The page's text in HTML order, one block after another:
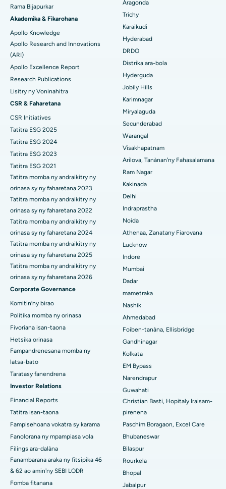
Mitadiava mpandidy ankapobeny
Hopitaly tsara indrindra ao amin'ny Unit-15, Bhubaneswar
Hopitaly tsara indrindra ao amin'ny Seepat Road, Bilaspur
Hopitaly tsara indrindra ao Ellisbridge, Ahmedabad
Hopitaly tsara indrindra ao New Delhi
Hopitaly tsara indrindra ao amin'ny DRDO, Hyderabad
Hopitaly tsara indrindra ao amin'ny GS Road, Guwahati
Hopitaly tsara indrindra ao Hyderguda, Hyderabad
Hopitaly tsara indrindra ao Vijay Nagar, Indore
Hopitaly tsara indrindra ao amin'ny Suryaraopeta Main Road,
Hopitaly tsara indrindra ao amin'ny Canal Circular Road, Kolkata
Hopitaly tsara indrindra ao amin'ny CBD Belapur, Navi Mumbai
Hopitaly tsara indrindra ao Panchavati, Nashik
Hopitaly tsara indrindra ao Secunderabad, Hyderabad
Hopitaly tsara indrindra any Seshadripuram, Bangalore
Hopitaly tsara indrindra ao Waltair Main Road, Visakhapatnam
Hopitaly tsara indrindra ao amin'ny lalana Subhash Nagar,
Hopitaly tsara indrindra any Managari, Karaikudi
Hopitaly tsara indrindra ao Arepally, Warangal
Hopitaly tsara indrindra ao amin'ny Arera Colony, Bhopal
Hopitaly tsara indrindra any Jayanagar, Bangalore
Hopitaly tsara indrindra ao KK Nagar, Madurai
Hopitaly tsara indrindra any Ramji Nagar, Nellore
Hopitaly tsara indrindra ao amin'ny Sector-19, Rourkela
Brachytherapy
Colonoscopy
Polypectomy
Fampiroboroboana ny ati-doha
Biopsy voa
Parathyroidectomy
Cytoreductive fandidiana
Fanoloana lohalika manontolo seramika
ERCP
Rama Bijapurkar
Akademika & Fikarohana
Apollo Knowledge
Apollo Research and Innovations
(ARI)
Apollo Excellence Report
Research Publications
Lisitry ny Voninahitra
CSR & Faharetana
CSR Initiatives
Tatitra ESG 2025
Tatitra ESG 2024
Tatitra ESG 2023
Tatitra ESG 2021
Tatitra momba ny andraikitry ny
orinasa sy ny faharetana 2023
Tatitra momba ny andraikitry ny
orinasa sy ny faharetana 2022
Tatitra momba ny andraikitry ny
orinasa sy ny faharetana 2024
Tatitra momba ny andraikitry ny
orinasa sy ny faharetana 2025
Tatitra momba ny andraikitry ny
orinasa sy ny faharetana 2026
Corporate Governance
Komitin’ny birao
Politika momba ny orinasa
Fivoriana isan-taona
Hetsika orinasa
Fampandrenesana momba ny
latsa-bato
Taratasy fanendrena
Investor Relations
Financial Reports
Tatitra isan-taona
Fampisehoana vokatra sy karama
Fanolorana ny mpampiasa vola
Filings ara-dalàna
Fanambarana araka ny fitsipika 46
& 62 ao amin'ny SEBI LODR
Fomba fitanana
Aragonda
Trichy
Karaikudi
Hyderabad
DRDO
Distrika ara-bola
Hyderguda
Jobily Hills
Karimnagar
Miryalaguda
Secunderabad
Warangal
Visakhapatnam
Arilova, Tanànan'ny Fahasalamana
Ram Nagar
Kakinada
Delhi
Indraprastha
Noida
Athenaa, Zanatany Fiarovana
Lucknow
Indore
Mumbai
Dadar
mametraka
Nashik
Ahmedabad
Foiben-tanàna, Ellisbridge
Gandhinagar
Kolkata
EM Bypass
Narendrapur
Guwahati
Christian Basti, Hopitaly Iraisam-
pirenena
Paschim Boragaon, Excel Care
Bhubaneswar
Bilaspur
Rourkela
Bhopal
Jabalpur